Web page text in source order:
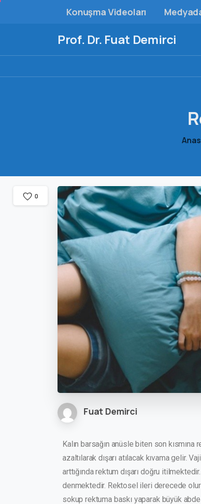
Konuşma Videoları
Prof. Dr. Fuat Demirci
Fuat Demirci
Kalın barsağın anüsle biten son
azaltılarak dışarı atılacak kıvama gelir.
arttığında rektum dışarı doğru
denmektedir. Rektosel ileri derecede
sokup rektuma baskı yaparak büyük
0